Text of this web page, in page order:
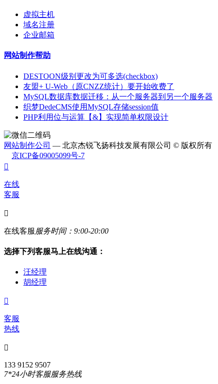
虚拟主机
域名注册
企业邮箱
网站制作帮助
DESTOON级别更改为可多选(checkbox)
友盟+ U-Web（原CNZZ统计）要开始收费了
MySQL数据库数据迁移：从一个服务器到另一个服务器
织梦DedeCMS使用MySQL存储session值
PHP利用位与运算【&】实现简单权限设计
网站制作公司 — 北京杰锐飞扬科技发展有限公司 © 版权所有
京ICP备09005099号-7

在线
客服

在线客服 服务时间：9:00-20:00
选择下列客服马上在线沟通：
汪经理
胡经理

客服
热线

133 9152 9507
7*24小时客服服务热线